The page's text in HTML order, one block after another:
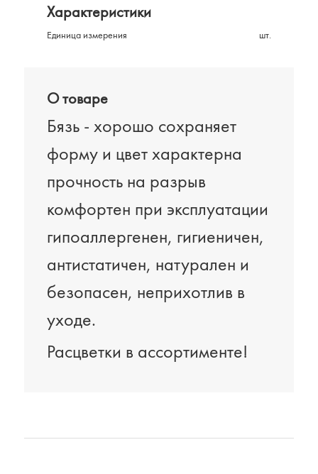
О товаре
Бязь - хорошо сохраняет
форму и цвет характерна
прочность на разрыв
комфортен при эксплуатации
гипоаллергенен, гигиеничен,
антистатичен, натурален и
безопасен, неприхотлив в
уходе.
Расцветки в ассортименте!
Характеристики
Единица измерения шт.